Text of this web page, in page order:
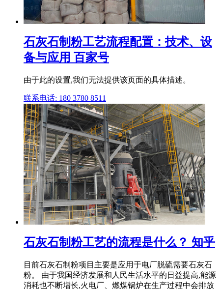
石灰石制粉工艺流程配置：技术、设
备与应用 百家号
由于此的设置,我们无法提供该页面的具体描述。
联系电话: 180 3780 8511
石灰石制粉工艺的流程是什么？ 知乎
目前石灰石制粉项目主要是应用于电厂脱硫需要石灰石
粉。 由于我国经济发展和人民生活水平的日益提高,能源
消耗也不断增长,火电厂、燃煤锅炉在生产过程中会排放